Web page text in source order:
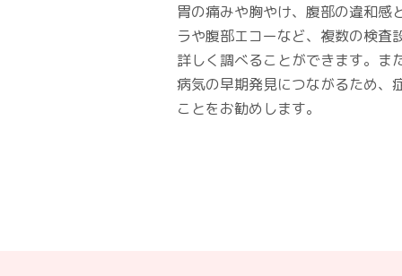
胃の痛みや胸やけ、腹部の違和感
ラや腹部エコーなど、複数の検査
詳しく調べることができます。ま
病気の早期発見につながるため、
ことをお勧めします。